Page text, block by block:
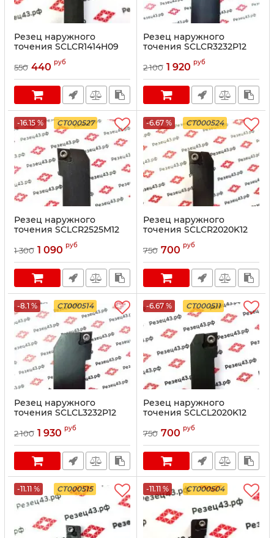
Резец наружного
точения SCLCR1414H09
550 440 руб
Резец наружного
точения SCLCR3232P12
2 100 1 920 руб
-16.15 % CT000527
Резец наружного
точения SCLCR2525M12
1 300 1 090 руб
-6.67 % CT000524
Резец наружного
точения SCLCR2020K12
750 700 руб
-8.1 % CT000514
Резец наружного
точения SCLCL3232P12
2 100 1 930 руб
-6.67 % CT000511
Резец наружного
точения SCLCL2020K12
750 700 руб
-11.11 % CT000515 -11.11 % CT000504